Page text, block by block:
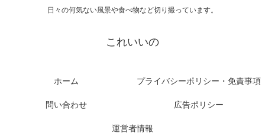
日々の何気ない風景や食べ物など切り撮っています。
これいいの
ホーム プライバシーポリシー・免責事項
問い合わせ 広告ポリシー
運営者情報